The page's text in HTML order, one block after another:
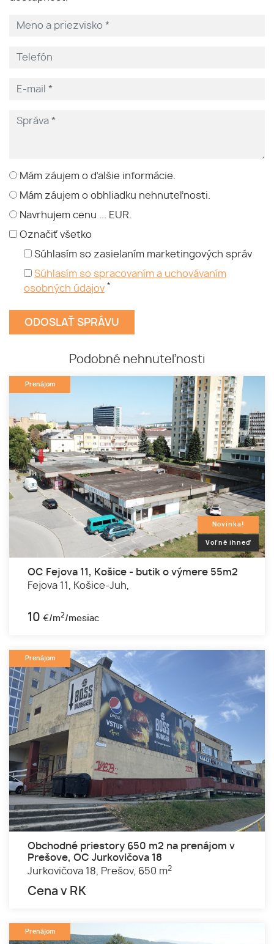
Mám záujem o ďalšie informácie.
Mám záujem o obhliadku nehnuteľnosti.
Navrhujem cenu ... EUR.
Označiť všetko
Súhlasím so zasielaním marketingových správ
Súhlasím so spracovaním a uchovávaním
osobných údajov *
Podobné nehnuteľnosti
Prenájom
Novinka!
Voľné ihneď
OC Fejova 11, Košice - butik o výmere 55m2
Fejova 11,
Košice-Juh,
10 €/m2/mesiac
Prenájom
Obchodné priestory 650 m2 na prenájom v
Prešove, OC Jurkovičova 18
Jurkovičova 18,
Prešov, 650 m2
Cena v RK
Prenájom